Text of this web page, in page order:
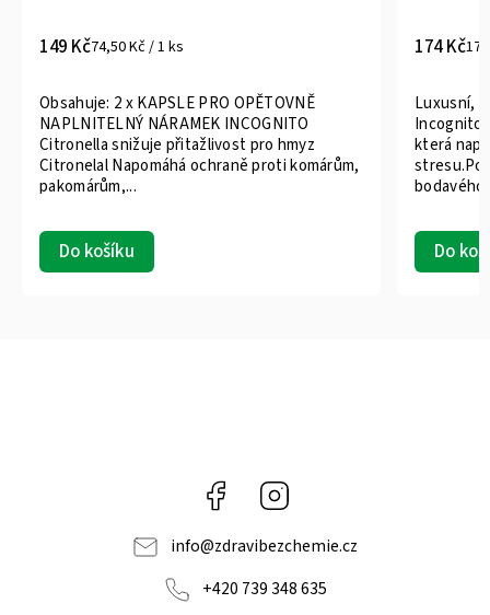
149 Kč74,50 Kč / 1 ks
Do košíku
Obsahuje: 2 x KAPSLE PRO OPĚTOVNĚ
NAPLNITELNÝ NÁRAMEK INCOGNITO
Citronella snižuje přitažlivost pro hmyz
Citronelal Napomáhá ochraně proti komárům,
pakomárům,...
174 Kč
Do
Luxusní,
která
Facebook
info@zdravibezchemie.cz
+420 739 348 635